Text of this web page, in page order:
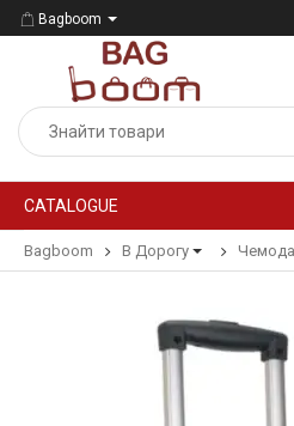
Bagboom
CATALOGUE
Bagboom В Дорогу